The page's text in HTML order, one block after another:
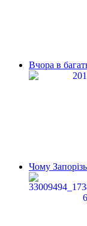
Вчора в
Чому